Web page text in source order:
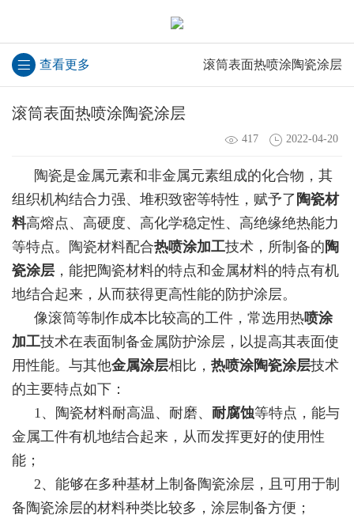
查看更多 滚筒表面热喷涂陶瓷涂层
滚筒表面热喷涂陶瓷涂层
417 2022-04-20
陶瓷是金属元素和非金属元素组成的化合物，其
组织机构结合力强、堆积致密等特性，赋予了 陶瓷材
料高熔点、高硬度、高化学稳定性、高绝缘绝热能力
等特点。陶瓷材料配合热喷涂加工技术，所制备的 陶
瓷涂层 ，能把陶瓷材料的特点和金属材料的特点有机
地结合起来，从而获得更高性能的防护涂层。
像滚筒等制作成本比较高的工件，常选用热喷涂
加工技术在表面制备金属防护涂层，以提高其表面使
用性能。与其他金属涂层相比， 热喷涂陶瓷涂层技术
的主要特点如下：
1、陶瓷材料耐高温、耐磨、 耐腐蚀等特点，能与
金属工件有机地结合起来，从而发挥更好的使用性
能；
2、能够在多种基材上制备陶瓷涂层，且可用于制
备陶瓷涂层的材料种类比较多，涂层制备方便；